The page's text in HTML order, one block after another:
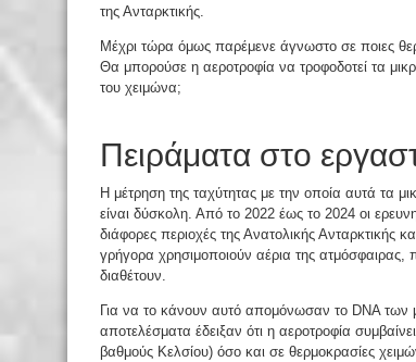
της Ανταρκτικής.
Μέχρι τώρα όμως παρέμενε άγνωστο σε ποιες
Θα μπορούσε η αεροτροφία να τροφοδοτεί τα
του χειμώνα;
Πειράματα στο
Η μέτρηση της ταχύτητας με την οποία αυτά τα
είναι δύσκολη. Από το 2022 έως το 2024 οι
διάφορες περιοχές της Ανατολικής
γρήγορα χρησιμοποιούν αέρια της ατμόσφαιρας,
διαθέτουν.
Για να το κάνουν αυτό απομόνωσαν το DNA των
αποτελέσματα έδειξαν ότι η αεροτροφία
βαθμούς Κελσίου) όσο και σε θερμοκρασίες